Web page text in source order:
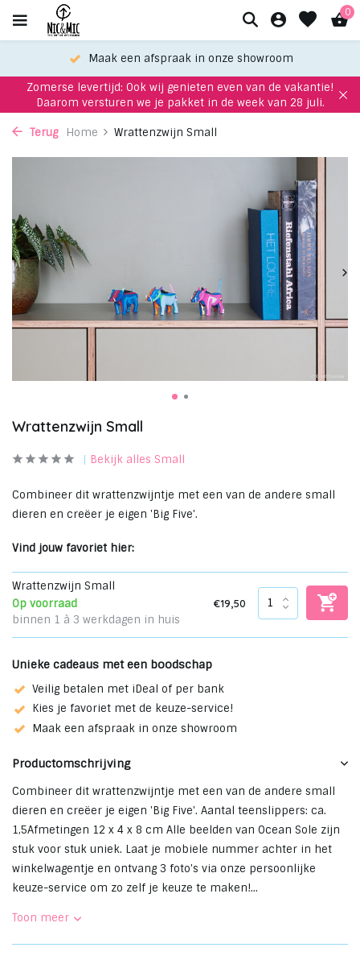
0
Maak een afspraak in onze showroom
Zomerse levertijd: Ook wij genieten even van de vakantie!
Daarom versturen we je pakket in de week van 28 juli.
Terug Home Wrattenzwijn Small
Wrattenzwijn Small
Bekijk alles Small
Combineer dit wrattenzwijntje met een van de andere small
dieren en creëer je eigen 'Big Five'.
Vind jouw favoriet hier:
Wrattenzwijn Small
Op voorraad
binnen 1 à 3 werkdagen in huis
€19,50
Unieke cadeaus met een boodschap
Veilig betalen met iDeal of per bank
Kies je favoriet met de keuze-service!
Maak een afspraak in onze showroom
Productomschrijving
Combineer dit wrattenzwijntje met een van de andere small
dieren en creëer je eigen 'Big Five'. Aantal teenslippers: ca.
1,5Afmetingen 12 x 4 x 8 cm Alle beelden van Ocean Sole zijn
stuk voor stuk uniek. Laat je mobiele nummer achter in het
winkelwagentje en ontvang 3 foto's via onze persoonlijke
keuze-service om zo zelf je keuze te maken!...
Toon meer